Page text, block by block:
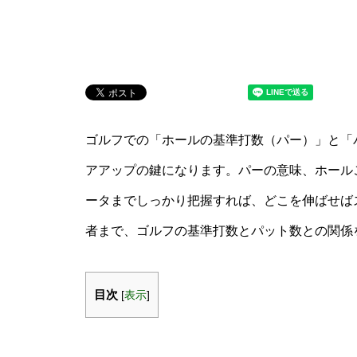
ゴルフでの「ホールの基準打数（パー）」と
アアップの鍵になります。パーの意味、ホー
ータまでしっかり把握すれば、どこを伸ばせ
者まで、ゴルフの基準打数とパット数との関
目次 [表示]